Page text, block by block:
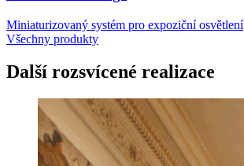
Miniaturizovaný systém pro expoziční osvětlení
Všechny produkty
Další rozsvícené realizace